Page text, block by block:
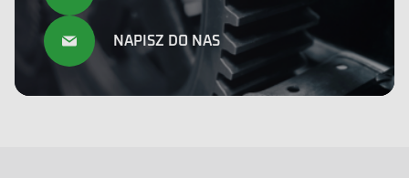
NAPISZ DO NAS